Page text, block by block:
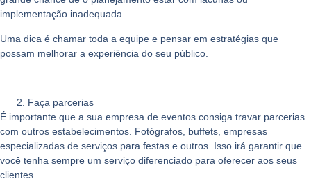
implementação inadequada.
Uma dica é chamar toda a equipe e pensar em estratégias que
possam melhorar a experiência do seu público.
Faça parcerias
É importante que a sua empresa de eventos consiga travar parcerias
com outros estabelecimentos. Fotógrafos, buffets, empresas
especializadas de serviços para festas e outros. Isso irá garantir que
você tenha sempre um serviço diferenciado para oferecer aos seus
clientes.